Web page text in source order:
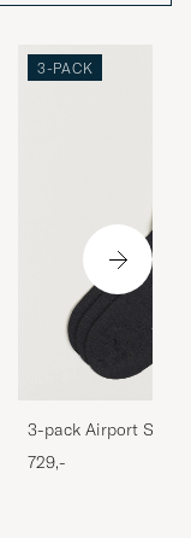
3-PACK
3-pack Airport
Melange
729,-